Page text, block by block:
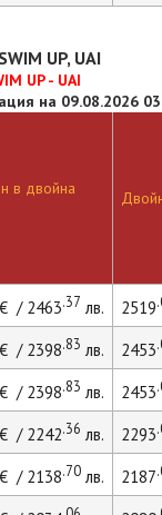
UP, UAI
UP - UAI
на 09.08.2026
в двойна
/ 2463.37 лв. 2519
/ 2398.83 лв. 2453
/ 2398.83 лв. 2453
/ 2242.36 лв. 2293
/ 2138.70лв. 2187